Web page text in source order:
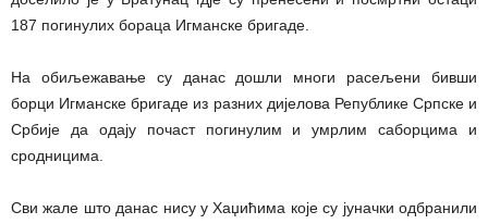
187 погинулих бораца Игманске бригаде.
На обиљежавање су данас дошли многи расељени бивши
борци Игманске бригаде из разних дијелова Републике Српске и
Србије да одају почаст погинулим и умрлим саборцима и
сродницима.
Сви жале што данас нису у Хаџићима које су јуначки одбранили